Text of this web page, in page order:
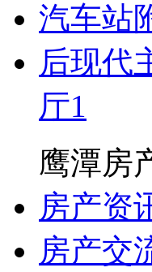
汽车站
后现代
厅1
鹰潭房
房产资
房产交